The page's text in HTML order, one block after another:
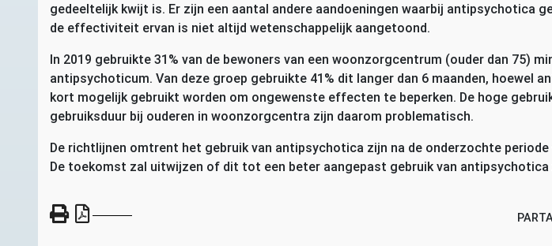
gedeeltelijk kwijt is. Er zijn een aantal andere aandoeningen waarbij antipsychotica
de effectiviteit ervan is niet altijd wetenschappelijk aangetoond.
In 2019 gebruikte 31% van de bewoners van een woonzorgcentrum (ouder dan 75)
antipsychoticum. Van deze groep gebruikte 41% dit langer dan 6 maanden, hoewel
kort mogelijk gebruikt worden om ongewenste effecten te beperken. De hoge
gebruiksduur bij ouderen in woonzorgcentra zijn daarom problematisch.
De richtlijnen omtrent het gebruik van antipsychotica zijn na de onderzochte
De toekomst zal uitwijzen of dit tot een beter aangepast gebruik van antipsychotica